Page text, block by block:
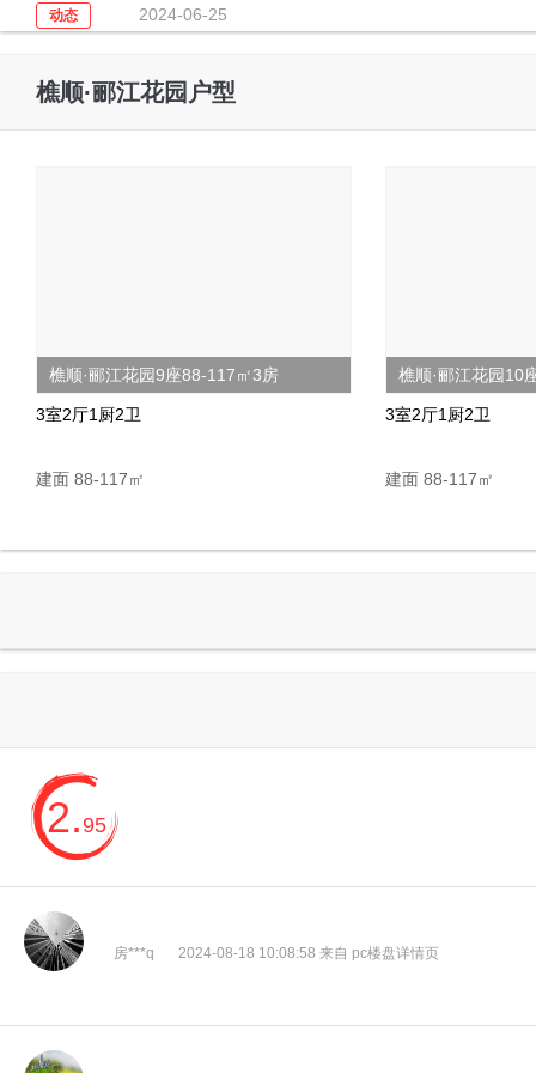
动态 2024-06-25
樵顺·郦江花园户型
樵顺·郦江花园9座88-117㎡3房
3室2厅1厨2卫
建面 88-117㎡
樵顺·郦江花园10
3室2厅1厨2卫
建面 88-117㎡
2.95
房***q 2024-08-18 10:08:58 来自 pc楼盘详情页